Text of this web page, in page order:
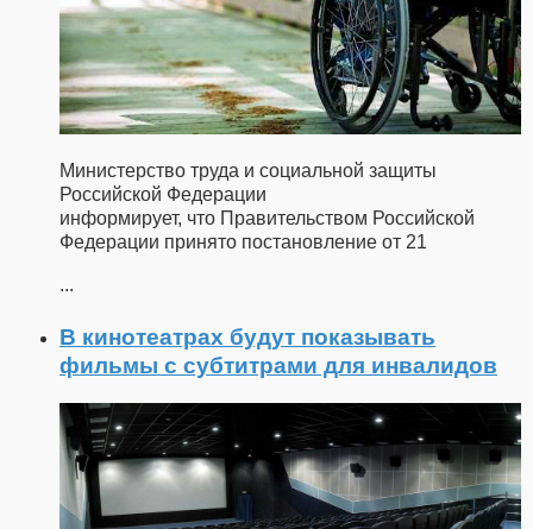
Министерство труда и социальной защиты
Российской Федерации
информирует, что Правительством Российской
Федерации принято постановление от 21
...
В кинотеатрах будут показывать
фильмы с субтитрами для инвалидов